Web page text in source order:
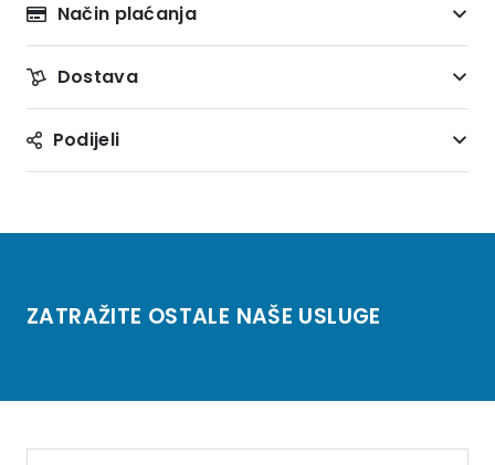
Način plaćanja
Dostava
Podijeli
ZATRAŽITE OSTALE NAŠE USLUGE